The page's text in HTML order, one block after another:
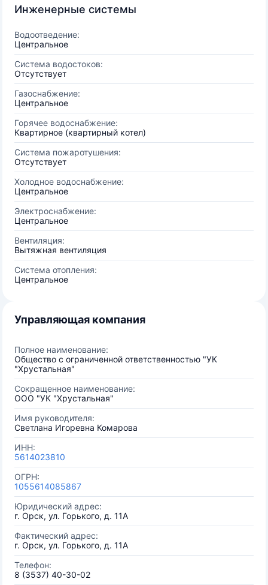
Инженерные системы
Водоотведение:
Центральное
Система водостоков:
Отсутствует
Газоснабжение:
Центральное
Горячее водоснабжение:
Квартирное (квартирный котел)
Система пожаротушения:
Отсутствует
Холодное водоснабжение:
Центральное
Электроснабжение:
Центральное
Вентиляция:
Вытяжная вентиляция
Система отопления:
Центральное
Управляющая компания
Полное наименование:
Общество с ограниченной ответственностью "УК
"Хрустальная"
Сокращенное наименование:
ООО "УК "Хрустальная"
Имя руководителя:
Светлана Игоревна Комарова
ИНН:
5614023810
ОГРН:
1055614085867
Юридический адрес:
г. Орск, ул. Горького, д. 11А
Фактический адрес:
г. Орск, ул. Горького, д. 11А
Телефон:
8 (3537) 40-30-02